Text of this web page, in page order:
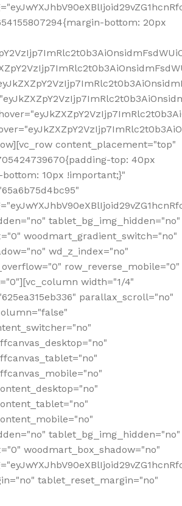
bottom: 20px
content_placement="top"
top: 40px
10px !important;}"
tablet_bg_img_hidden="no"
woodmart_gradient_switch="no"
wd_z_index="no"
row_reverse_mobile="0"
width="1/4"
parallax_scroll="no"
tablet_bg_img_hidden="no"
woodmart_box_shadow="no"
tablet_reset_margin="no"